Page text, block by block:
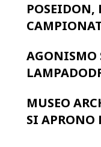
POSEIDON,
AGONISMO
MUSEO
SI APRONO